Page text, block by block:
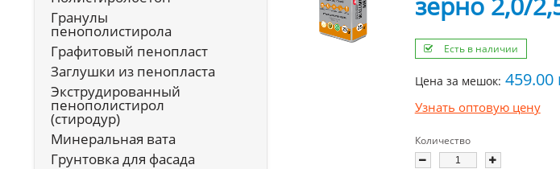
Гранулы
пенополистирола
Графитовый пенопласт
Заглушки из пенопласта
Экструдированный
пенополистирол
(стиродур)
Минеральная вата
Грунтовка для фасада
Есть в наличии
Цена за мешок: 459.00
Узнать оптовую цену
Количество